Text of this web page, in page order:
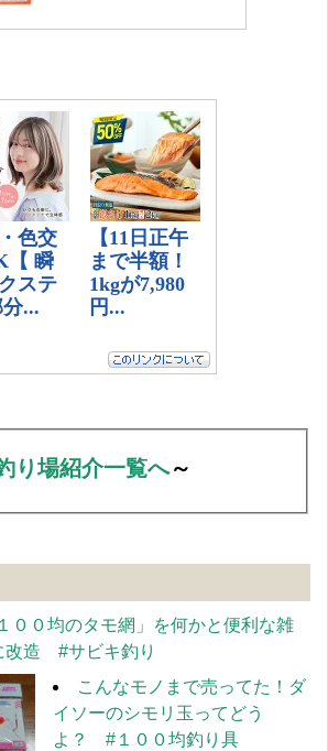
り場紹介一覧へ～
１００均のタモ網」を何かと便利な雑
改造 #サビキ釣り
こんなモノまで売ってた！ダ
イソーのシモリ玉ってどう
よ？ #１００均釣り具